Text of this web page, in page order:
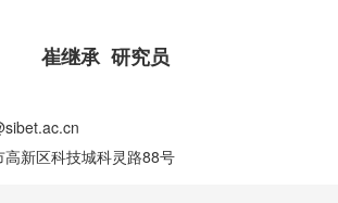
崔继承 研究员
高新区科技城科灵路88号